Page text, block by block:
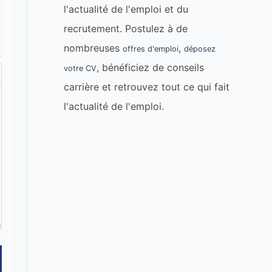
l'actualité de l'emploi et du
recrutement. Postulez à de
nombreuses offres d'emploi, déposez
votre CV, bénéficiez de conseils
carrière et retrouvez tout ce qui fait
l'actualité de l'emploi.